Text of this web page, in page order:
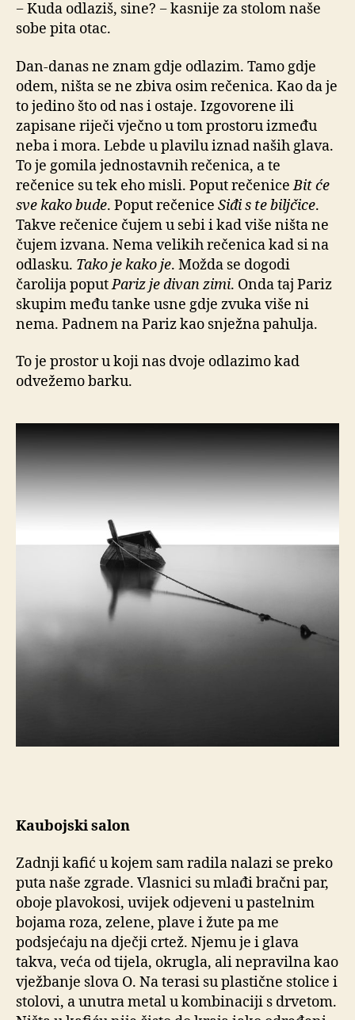
− Kuda odlaziš, sine? − kasnije za stolom naše
sobe pita otac.
Dan-danas ne znam gdje odlazim. Tamo gdje
odem, ništa se ne zbiva osim rečenica. Kao da je
to jedino što od nas i ostaje. Izgovorene ili
zapisane riječi vječno u tom prostoru između
neba i mora. Lebde u plavilu iznad naših glava.
To je gomila jednostavnih rečenica, a te
rečenice su tek eho misli. Poput rečeniceBit će
sve kako bude. Poput rečenice Siđi s te biljčice.
Takve rečenice čujem u sebi i kad više ništa ne
čujem izvana. Nema velikih rečenica kad si na
odlasku. Tako je kako je. Možda se dogodi
čarolija poputPariz je divan zimi. Onda taj Pariz
skupim među tanke usne gdje zvuka više ni
nema. Padnem na Pariz kao snježna pahulja.
To je prostor u koji nas dvoje odlazimo kad
odvežemo barku.
Kaubojski salon
Zadnji kafić u kojem sam radila nalazi se preko
puta naše zgrade. Vlasnici su mlađi bračni par,
oboje plavokosi, uvijek odjeveni u pastelnim
bojama roza, zelene, plave i žute pa me
podsjećaju na dječji crtež. Njemu je i glava
takva, veća od tijela, okrugla, ali nepravilna kao
vježbanje slova O. Na terasi su plastične stolice i
stolovi, a unutra metal u kombinaciji s drvetom.